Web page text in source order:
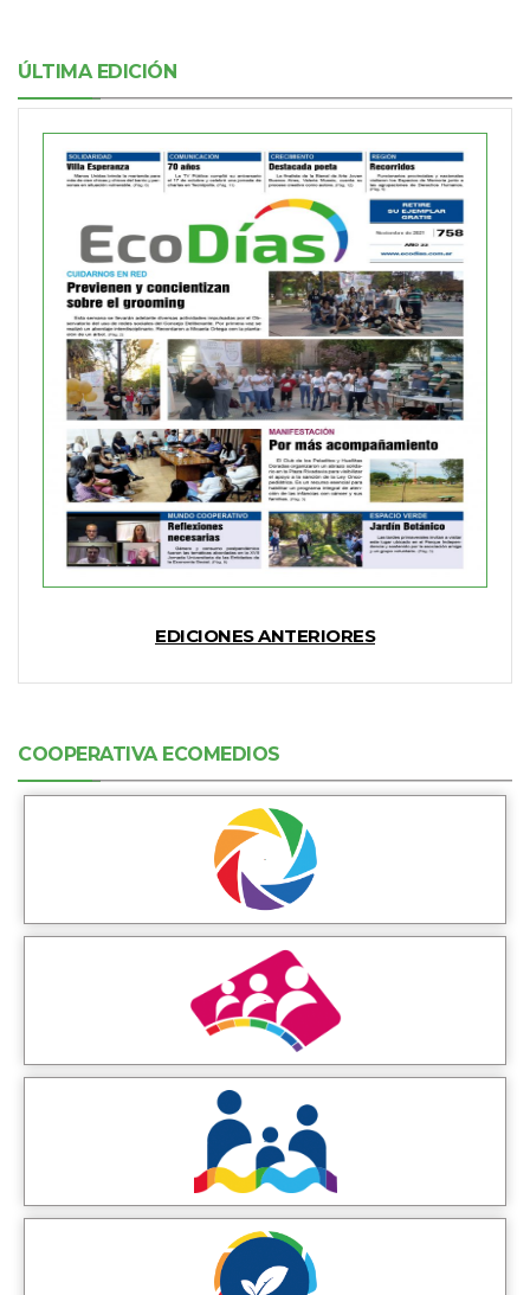
ÚLTIMA EDICIÓN
EDICIONES ANTERIORES
COOPERATIVA ECOMEDIOS